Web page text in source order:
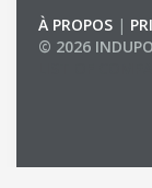
À PROPOS |
© 2026